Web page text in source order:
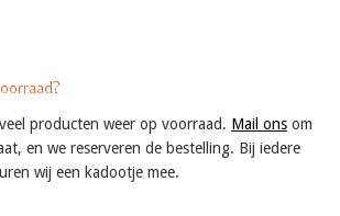
producten weer op voorraad. Mail ons om
en we reserveren de bestelling. Bij iedere
wij een kadootje mee.